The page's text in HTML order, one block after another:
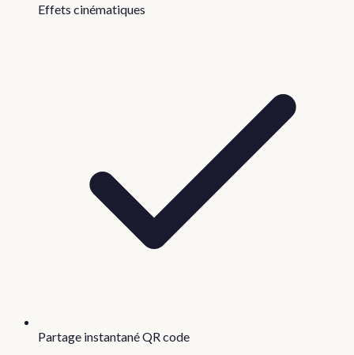
Effets cinématiques
Partage instantané QR code